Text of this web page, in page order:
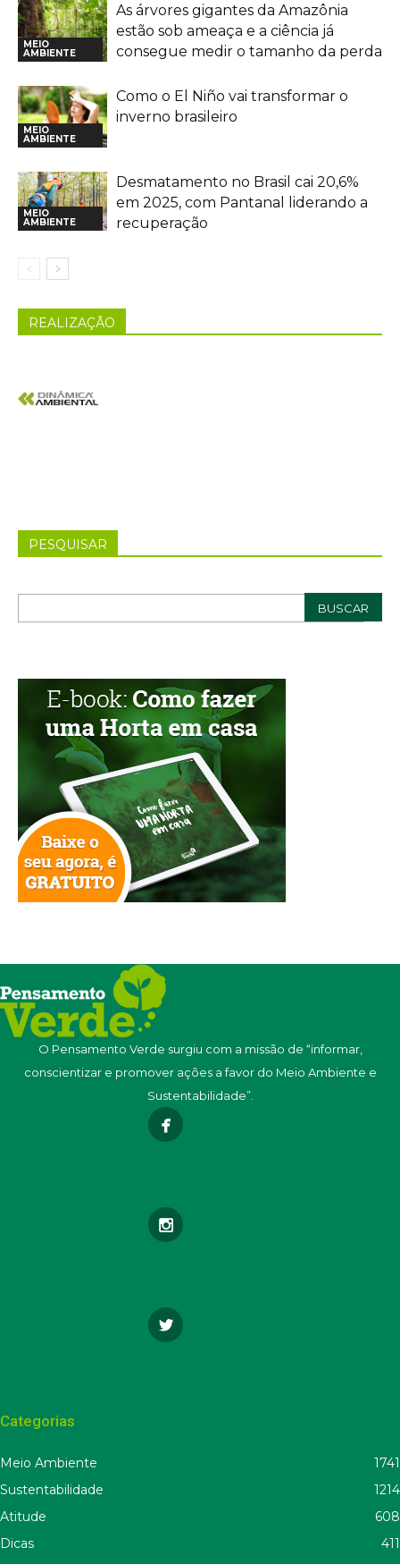
MEIO
AMBIENTE
As árvores gigantes da Amazônia
estão sob ameaça e a ciência já
consegue medir o tamanho da perda
MEIO
AMBIENTE
Como o El Niño vai transformar o
inverno brasileiro
MEIO
AMBIENTE
Desmatamento no Brasil cai 20,6%
em 2025, com Pantanal liderando a
recuperação
REALIZAÇÃO
PESQUISAR
O Pensamento Verde surgiu com a missão de “informar,
conscientizar e promover ações a favor do Meio Ambiente e
Sustentabilidade”.
Categorias
Meio Ambiente
1741
Sustentabilidade
1214
Atitude
608
Dicas
411